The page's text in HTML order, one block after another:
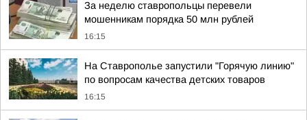
За неделю ставропольцы перевели
мошенникам порядка 50 млн рублей
16:15
На Ставрополье запустили "Горячую линию"
по вопросам качества детских товаров
16:15